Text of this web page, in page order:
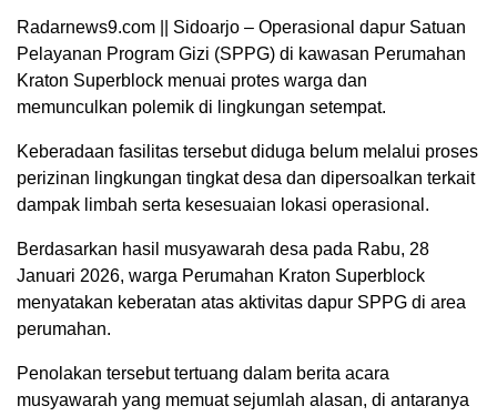
Radarnews9.com || Sidoarjo – Operasional dapur Satuan
Pelayanan Program Gizi (SPPG) di kawasan Perumahan
Kraton Superblock menuai protes warga dan
memunculkan polemik di lingkungan setempat.
Keberadaan fasilitas tersebut diduga belum melalui proses
perizinan lingkungan tingkat desa dan dipersoalkan terkait
dampak limbah serta kesesuaian lokasi operasional.
Berdasarkan hasil musyawarah desa pada Rabu, 28
Januari 2026, warga Perumahan Kraton Superblock
menyatakan keberatan atas aktivitas dapur SPPG di area
perumahan.
Penolakan tersebut tertuang dalam berita acara
musyawarah yang memuat sejumlah alasan, di antaranya